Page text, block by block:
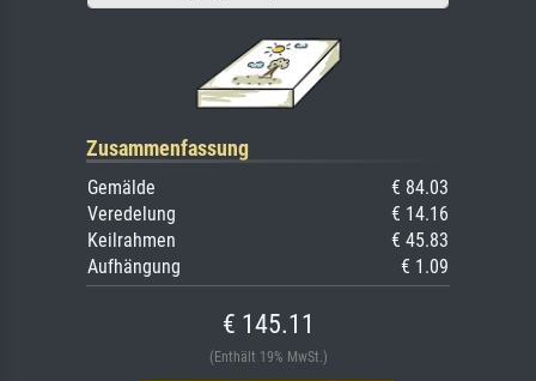
Zusammenfassung
Gemälde
€ 84.03
Veredelung
€ 14.16
Keilrahmen
€ 45.83
Aufhängung
€ 1.09
€ 145.11
(Enthält 19% MwSt.)